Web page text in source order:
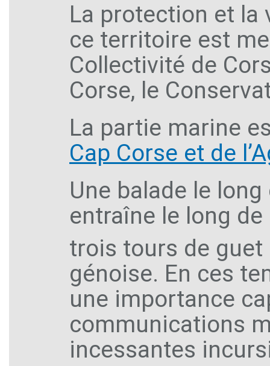
La protection et la
ce territoire est
Collectivité de
Corse, le
La partie marine
Cap Corse et de
Une balade le
entraîne le long
trois tours de guet
génoise. En ces
une importance
communications
incessantes